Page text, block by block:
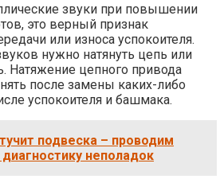
звуки при повышении
это верный признак
или износа успокоителя.
нужно натянуть цепь или
Натяжение цепного привода
после замены каких-либо
успокоителя и башмака.
подвеска – проводим
неполадок